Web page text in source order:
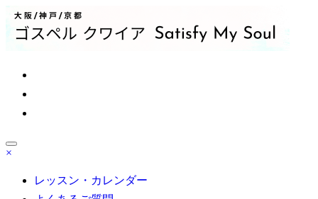
コ
テ
プ
ゴスペル 大阪/京都/神戸/東京/名古屋/博多｜Satisfy My Soul
ッスン受付中！自分の声を好きになる
×
レッスン・カレンダー